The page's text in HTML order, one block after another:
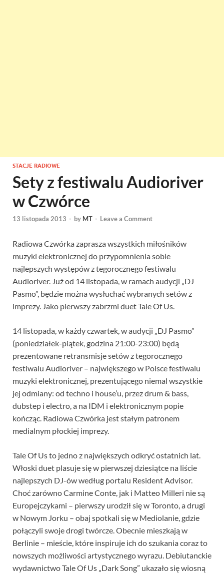
STACJE RADIOWE
Sety z festiwalu Audioriver
w Czwórce
13 listopada 2013 - by MT - Leave a Comment
Radiowa Czwórka zaprasza wszystkich miłośników
muzyki elektronicznej do przypomnienia sobie
najlepszych występów z tegorocznego festiwalu
Audioriver. Już od 14 listopada, w ramach audycji „DJ
Pasmo”, będzie można wysłuchać wybranych setów z
imprezy. Jako pierwszy zabrzmi duet Tale Of Us.
14 listopada, w każdy czwartek, w audycji „DJ Pasmo”
(poniedziałek-piątek, godzina 21:00-23:00) będą
prezentowane retransmisje setów z tegorocznego
festiwalu Audioriver – największego w Polsce festiwalu
muzyki elektronicznej, prezentującego niemal wszystkie
jej odmiany: od techno i house’u, przez drum & bass,
dubstep i electro, a na IDM i elektronicznym popie
kończąc. Radiowa Czwórka jest stałym patronem
medialnym płockiej imprezy.
Tale Of Us to jedno z największych odkryć ostatnich lat.
Włoski duet plasuje się w pierwszej dziesiątce na liście
najlepszych DJ-ów według portalu Resident Advisor.
Choć zarówno Carmine Conte, jak i Matteo Milleri nie są
Europejczykami – pierwszy urodził się w Toronto, a drugi
w Nowym Jorku – obaj spotkali się w Mediolanie, gdzie
połączyli swoje drogi twórcze. Obecnie mieszkają w
Berlinie – mieście, które inspiruje ich do szukania coraz to
nowszych możliwości artystycznego wyrazu. Debiutanckie
wydawnictwo Tale Of Us „Dark Song” ukazało się wiosną